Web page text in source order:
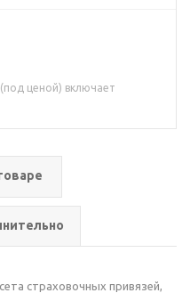
ценой) включает
страховочных привязей,